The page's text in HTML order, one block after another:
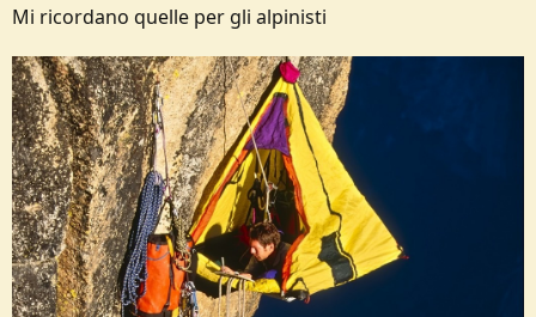
Mi ricordano quelle per gli alpinisti